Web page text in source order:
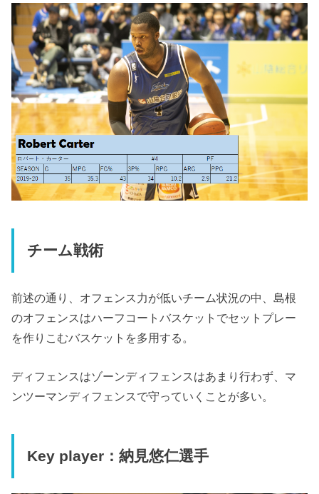
チーム戦術
前述の通り、オフェンス力が低いチーム状況の中、島根
のオフェンスはハーフコートバスケットでセットプレー
を作りこむバスケットを多用する。
ディフェンスはゾーンディフェンスはあまり行わず、マ
ンツーマンディフェンスで守っていくことが多い。
Key player：納見悠仁選手